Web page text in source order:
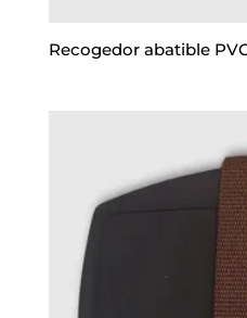
Recogedor abatible